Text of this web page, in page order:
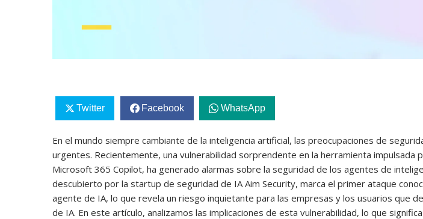
Twitter Facebook WhatsApp
En el mundo siempre cambiante de la inteligencia artificial, las preocupaciones de
urgentes. Recientemente, una vulnerabilidad sorprendente en la herramienta impulsada
Microsoft 365 Copilot, ha generado alarmas sobre la seguridad de los agentes de
descubierto por la startup de seguridad de IA Aim Security, marca el primer ataque
agente de IA, lo que revela un riesgo inquietante para las empresas y los usuarios que
de IA. En este artículo, analizamos las implicaciones de esta vulnerabilidad, lo que